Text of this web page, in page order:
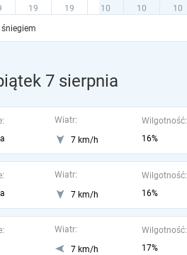
7 sierpnia
Wiatr:
7 km/h
Wilgotność:
16%
Wiatr:
7 km/h
Wilgotność:
16%
Wiatr:
7 km/h
Wilgotność:
17%